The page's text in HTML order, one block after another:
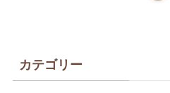
カテゴリー